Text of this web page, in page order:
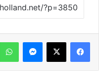
فيسبوك ‫X ماسنجر